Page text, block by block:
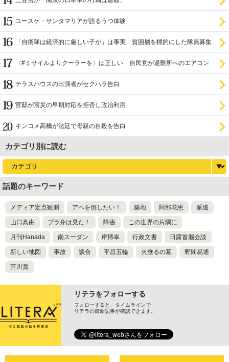
ユースケ・サンタマリアが語るうつ体験
「自衛隊は経済的に厳しい子が」は事実 貧困層を標的にした隊員募集
〈#ミサイルよりクーラーを〉は正しい 自民党が避難所へのエアコン
テラスハウスの出演者がセクハラ告白
官邸が震災の早期対応を拒否し政治利用
キンコメ高橋が法廷で母親の自殺を告白
カテゴリ別に読む
話題のキーワード
メディア定点観測 アベを倒したい！ 築地 阿部花恵 派遣
山口真由 ブラ弁は見た！ 障害 この世界の片隅に
月刊Hanada 南スーダン 岸博幸 行政文書 日露首脳会談
新しい地図 事故 談合 平昌五輪 火垂るの墓 野間易通
芥川賞
リテラをフォローする
フォローすると、タイムラインで
リテラの最新記事が確認できます。